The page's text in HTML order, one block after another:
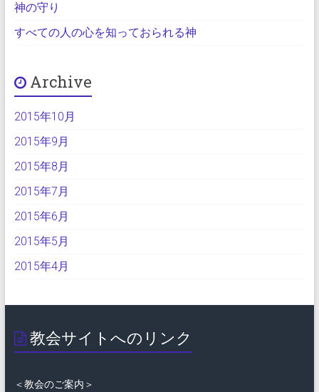
神の守り
すべての人の心を知っておられる神
Archive
2015年10月
2015年9月
2015年8月
2015年7月
2015年6月
2015年5月
2015年4月
教会サイトへのリンク
＜教会のご案内＞